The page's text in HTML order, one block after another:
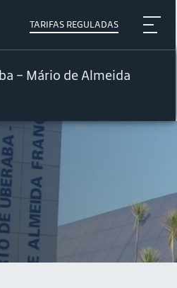
TARIFAS REGULADAS
– Mário de Almeida